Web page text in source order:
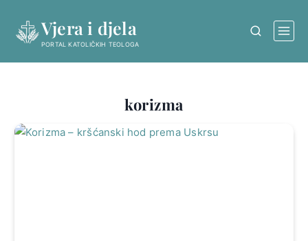
content
Vjera i djela
PORTAL KATOLIČKIH TEOLOGA
korizma